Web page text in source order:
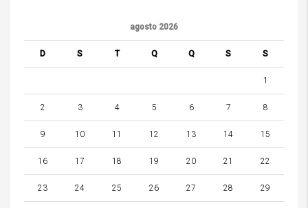
agosto 2026
D S T Q Q S S
1
2 3 4 5 6 7 8
9 10 11 12 13 14 15
16 17 18 19 20 21 22
23 24 25 26 27 28 29